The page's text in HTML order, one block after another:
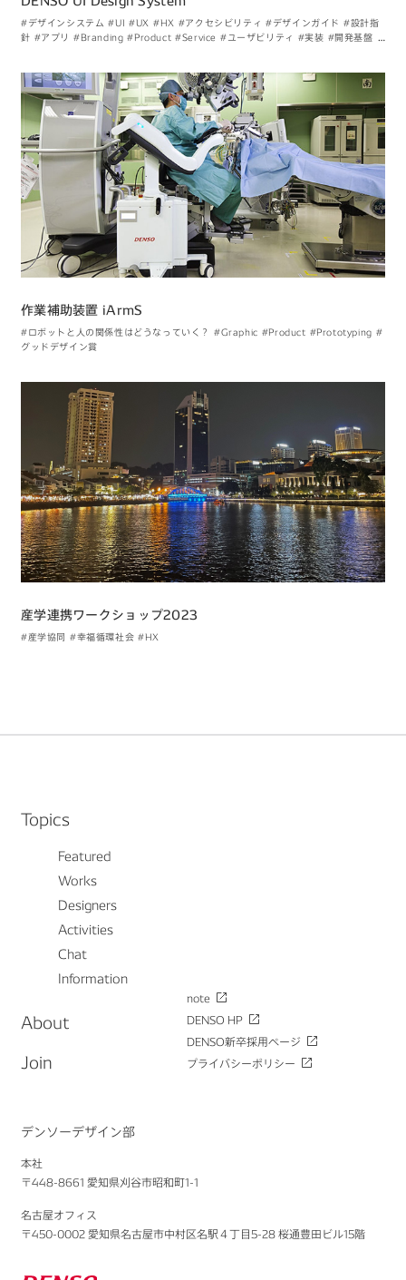
#デザインシステム #UI #UX #HX #アクセシビリティ #デザインガイド #設計指
針 #アプリ #Branding #Product #Service #ユーザビリティ #実装 #開発基盤 #
作業補助装置 iArmS
#ロボットと人の関係性はどうなっていく？ #Graphic #Product #Prototyping #
グッドデザイン賞
産学連携ワークショップ2023
#産学協同 #幸福循環社会 #HX
Topics
Featured
Works
Designers
Activities
Chat
Information
About
Join
note
DENSO HP
DENSO新卒採用ページ
プライバシーポリシー
デンソーデザイン部
本社
〒448-8661 愛知県刈谷市昭和町1-1
名古屋オフィス
〒450-0002 愛知県名古屋市中村区名駅４丁目5-28 桜通豊田ビル15階